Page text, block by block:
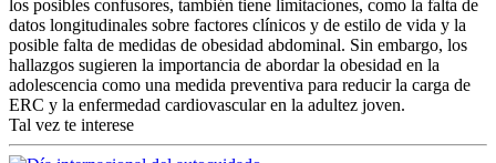
los posibles confusores, también tiene limitaciones, como la falta de
datos longitudinales sobre factores clínicos y de estilo de vida y la
posible falta de medidas de obesidad abdominal. Sin embargo, los
hallazgos sugieren la importancia de abordar la obesidad en la
adolescencia como una medida preventiva para reducir la carga de
ERC y la enfermedad cardiovascular en la adultez joven.
Tal vez te interese